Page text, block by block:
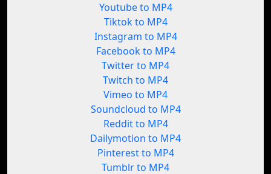
Youtube to MP4
Tiktok to MP4
Instagram to MP4
Facebook to MP4
Twitter to MP4
Twitch to MP4
Vimeo to MP4
Soundcloud to MP4
Reddit to MP4
Dailymotion to MP4
Pinterest to MP4
Tumblr to MP4